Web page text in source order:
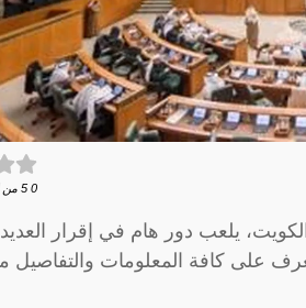
0
5 من
يلعب دور هام في إقرار
على كافة المعلومات والتفاصيل